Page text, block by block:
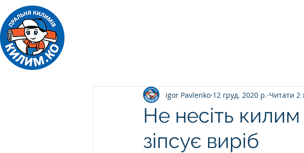
Не несіть
зіпсує виріб
Igor Pavlenko 12 груд. 2020 р. Читати 2